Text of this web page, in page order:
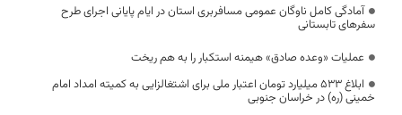
آمادگی کامل ناوگان عمومی مسافربری استان در ایام پایانی اجرای طرح
سفرهای تابستانی
عملیات «وعده صادق» هیمنه استکبار را به هم ریخت
ابلاغ ۵۳۳ میلیارد تومان اعتبار ملی برای اشتغالزایی به کمیته امداد امام
خمینی (ره) در خراسان جنوبی